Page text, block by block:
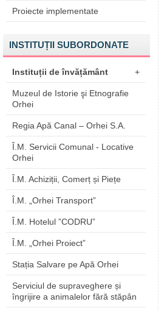
Proiecte implementate
INSTITUȚII SUBORDONATE
Instituții de învățământ +
Muzeul de Istorie şi Etnografie
Orhei
Regia Apă Canal – Orhei S.A.
Î.M. Servicii Comunal - Locative
Orhei
Î.M. Achiziții, Comerț și Piețe
Î.M. „Orhei Transport”
Î.M. Hotelul ”CODRU”
Î.M. „Orhei Proiect”
Stația Salvare pe Apă Orhei
Serviciul de supraveghere și
îngrijire a animalelor fără stăpân